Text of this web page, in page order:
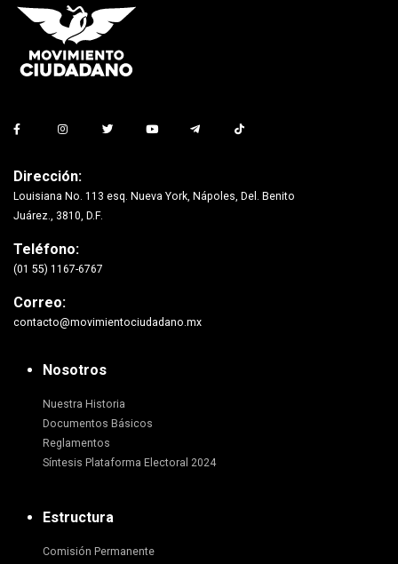
Dirección:
Louisiana No. 113 esq. Nueva York, Nápoles, Del. Benito
Juárez., 3810, D.F.
Teléfono:
(01 55) 1167-6767
Correo:
contacto@movimientociudadano.mx
Nosotros
Nuestra Historia
Documentos Básicos
Reglamentos
Síntesis Plataforma Electoral 2024
Estructura
Comisión Permanente